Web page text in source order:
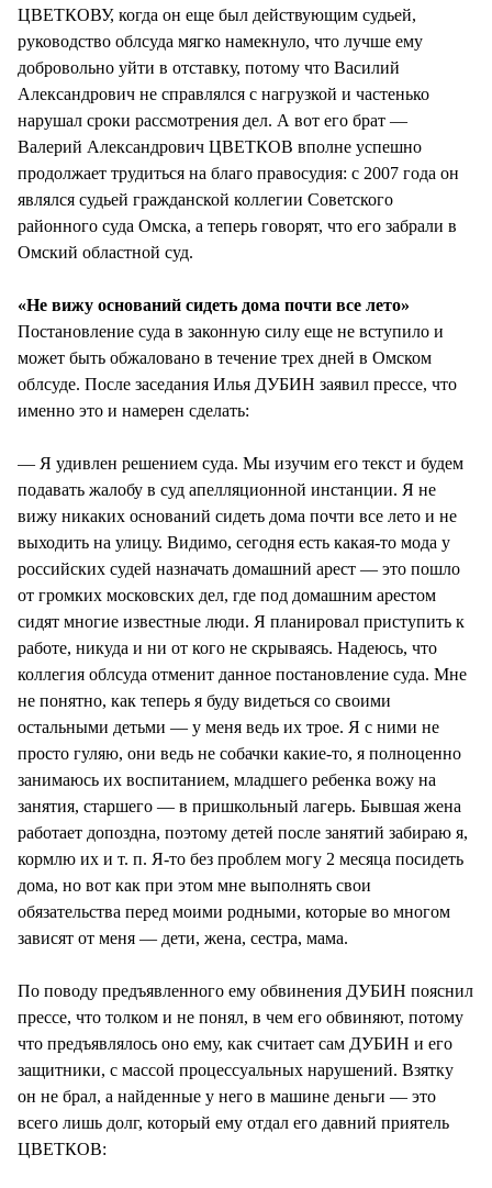
ЦВЕТКОВУ, когда он еще был действующим судьей,
руководство облсуда мягко намекнуло, что лучше ему
добровольно уйти в отставку, потому что Василий
Александрович не справлялся с нагрузкой и частенько
нарушал сроки рассмотрения дел. А вот его брат —
Валерий Александрович ЦВЕТКОВ вполне успешно
продолжает трудиться на благо правосудия: с 2007 года он
являлся судьей гражданской коллегии Советского
районного суда Омска, а теперь говорят, что его забрали в
Омский областной суд.
«Не вижу оснований сидеть дома почти все лето»
Постановление суда в законную силу еще не вступило и
может быть обжаловано в течение трех дней в Омском
облсуде. После заседания Илья ДУБИН заявил прессе, что
именно это и намерен сделать:
— Я удивлен решением суда. Мы изучим его текст и будем
подавать жалобу в суд апелляционной инстанции. Я не
вижу никаких оснований сидеть дома почти все лето и не
выходить на улицу. Видимо, сегодня есть какая-то мода у
российских судей назначать домашний арест — это пошло
от громких московских дел, где под домашним арестом
сидят многие известные люди. Я планировал приступить к
работе, никуда и ни от кого не скрываясь. Надеюсь, что
коллегия облсуда отменит данное постановление суда. Мне
не понятно, как теперь я буду видеться со своими
остальными детьми — у меня ведь их трое. Я с ними не
просто гуляю, они ведь не собачки какие-то, я полноценно
занимаюсь их воспитанием, младшего ребенка вожу на
занятия, старшего — в пришкольный лагерь. Бывшая жена
работает допоздна, поэтому детей после занятий забираю я,
кормлю их и т. п. Я-то без проблем могу 2 месяца посидеть
дома, но вот как при этом мне выполнять свои
обязательства перед моими родными, которые во многом
зависят от меня — дети, жена, сестра, мама.
По поводу предъявленного ему обвинения ДУБИН пояснил
прессе, что толком и не понял, в чем его обвиняют, потому
что предъявлялось оно ему, как считает сам ДУБИН и его
защитники, с массой процессуальных нарушений. Взятку
он не брал, а найденные у него в машине деньги — это
всего лишь долг, который ему отдал его давний приятель
ЦВЕТКОВ: